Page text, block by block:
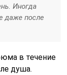
Иногда
даже после
в течение
душа.